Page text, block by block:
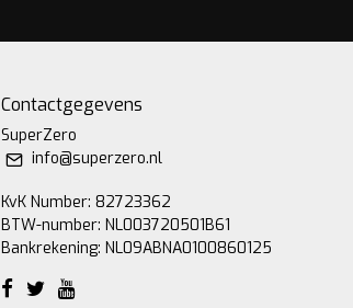
Contactgegevens
SuperZero
info@superzero.nl
KvK Number: 82723362
BTW-number: NL003720501B61
Bankrekening: NL09ABNA0100860125